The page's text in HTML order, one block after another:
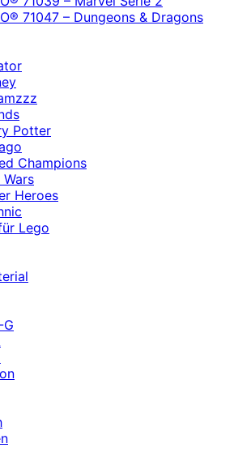
71047 – Dungeons & Dragons
Potter
Champions
Wars
Heroes
Lego
G